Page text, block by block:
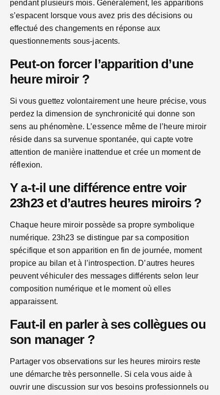
pendant plusieurs mois. Généralement, les apparitions
s’espacent lorsque vous avez pris des décisions ou
effectué des changements en réponse aux
questionnements sous-jacents.
Peut-on forcer l’apparition d’une
heure miroir ?
Si vous guettez volontairement une heure précise, vous
perdez la dimension de synchronicité qui donne son
sens au phénomène. L’essence même de l’heure miroir
réside dans sa survenue spontanée, qui capte votre
attention de manière inattendue et crée un moment de
réflexion.
Y a-t-il une différence entre voir
23h23 et d’autres heures miroirs ?
Chaque heure miroir possède sa propre symbolique
numérique. 23h23 se distingue par sa composition
spécifique et son apparition en fin de journée, moment
propice au bilan et à l’introspection. D’autres heures
peuvent véhiculer des messages différents selon leur
composition numérique et le moment où elles
apparaissent.
Faut-il en parler à ses collègues ou
son manager ?
Partager vos observations sur les heures miroirs reste
une démarche très personnelle. Si cela vous aide à
ouvrir une discussion sur vos besoins professionnels ou